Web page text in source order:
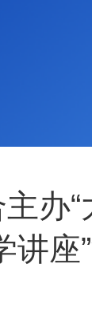
主
讲座